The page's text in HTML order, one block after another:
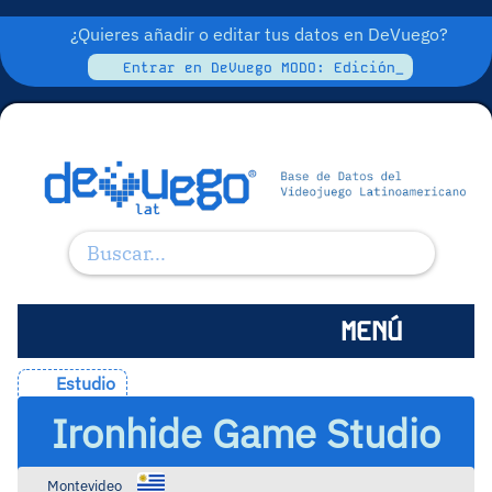
¿Quieres añadir o editar tus datos en DeVuego?
Entrar en DeVuego MODO: Edición_
MENÚ
Estudio
Ironhide Game Studio
Montevideo